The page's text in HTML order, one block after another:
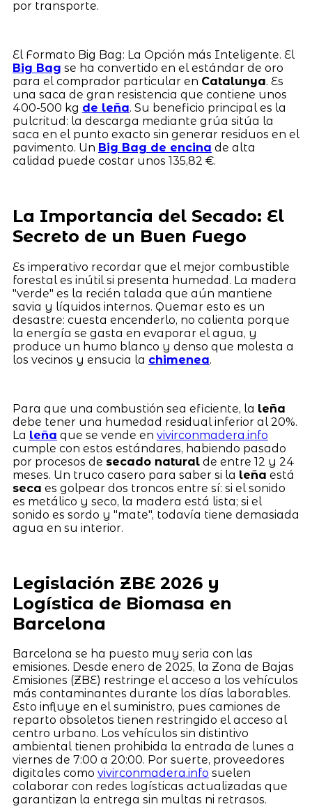
por transporte.
El Formato Big Bag: La Opción más Inteligente. El
Big Bag se ha convertido en el estándar de oro
para el comprador particular en Catalunya. Es
una saca de gran resistencia que contiene unos
400-500 kg de leña. Su beneficio principal es la
pulcritud: la descarga mediante grúa sitúa la
saca en el punto exacto sin generar residuos en el
pavimento. Un Big Bag de encina de alta
calidad puede costar unos 135,82 €.
La Importancia del Secado: El
Secreto de un Buen Fuego
Es imperativo recordar que el mejor combustible
forestal es inútil si presenta humedad. La madera
"verde" es la recién talada que aún mantiene
savia y líquidos internos. Quemar esto es un
desastre: cuesta encenderlo, no calienta porque
la energía se gasta en evaporar el agua, y
produce un humo blanco y denso que molesta a
los vecinos y ensucia la chimenea.
Para que una combustión sea eficiente, la leña
debe tener una humedad residual inferior al 20%.
La leña que se vende en vivirconmadera.info
cumple con estos estándares, habiendo pasado
por procesos de secado naturalde entre 12 y 24
meses. Un truco casero para saber si la leña está
seca es golpear dos troncos entre sí: si el sonido
es metálico y seco, la madera está lista; si el
sonido es sordo y "mate", todavía tiene demasiada
agua en su interior.
Legislación ZBE 2026 y
Logística de Biomasa en
Barcelona
Barcelona se ha puesto muy seria con las
emisiones. Desde enero de 2025, la Zona de Bajas
Emisiones (ZBE) restringe el acceso a los vehículos
más contaminantes durante los días laborables.
Esto influye en el suministro, pues camiones de
reparto obsoletos tienen restringido el acceso al
centro urbano. Los vehículos sin distintivo
ambiental tienen prohibida la entrada de lunes a
viernes de 7:00 a 20:00. Por suerte, proveedores
digitales como vivirconmadera.info suelen
colaborar con redes logísticas actualizadas que
garantizan la entrega sin multas ni retrasos.